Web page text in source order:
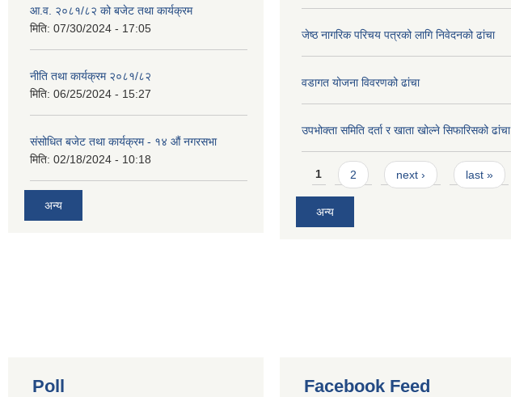
आ.व. २०८१/८२ को बजेट तथा कार्यक्रम
मिति: 07/30/2024 - 17:05
नीति तथा कार्यक्रम २०८१/८२
मिति: 06/25/2024 - 15:27
संसोधित बजेट तथा कार्यक्रम - १४ औं नगरसभा
मिति: 02/18/2024 - 10:18
अन्य
जेष्ठ नागरिक परिचय पत्रको लागि निवेदनको ढांचा
वडागत योजना विवरणको ढांचा
उपभोक्ता समिति दर्ता र खाता खोल्ने सिफारिसको ढांचा
Pages
1 2 next › last »
अन्य
Poll Facebook Feed